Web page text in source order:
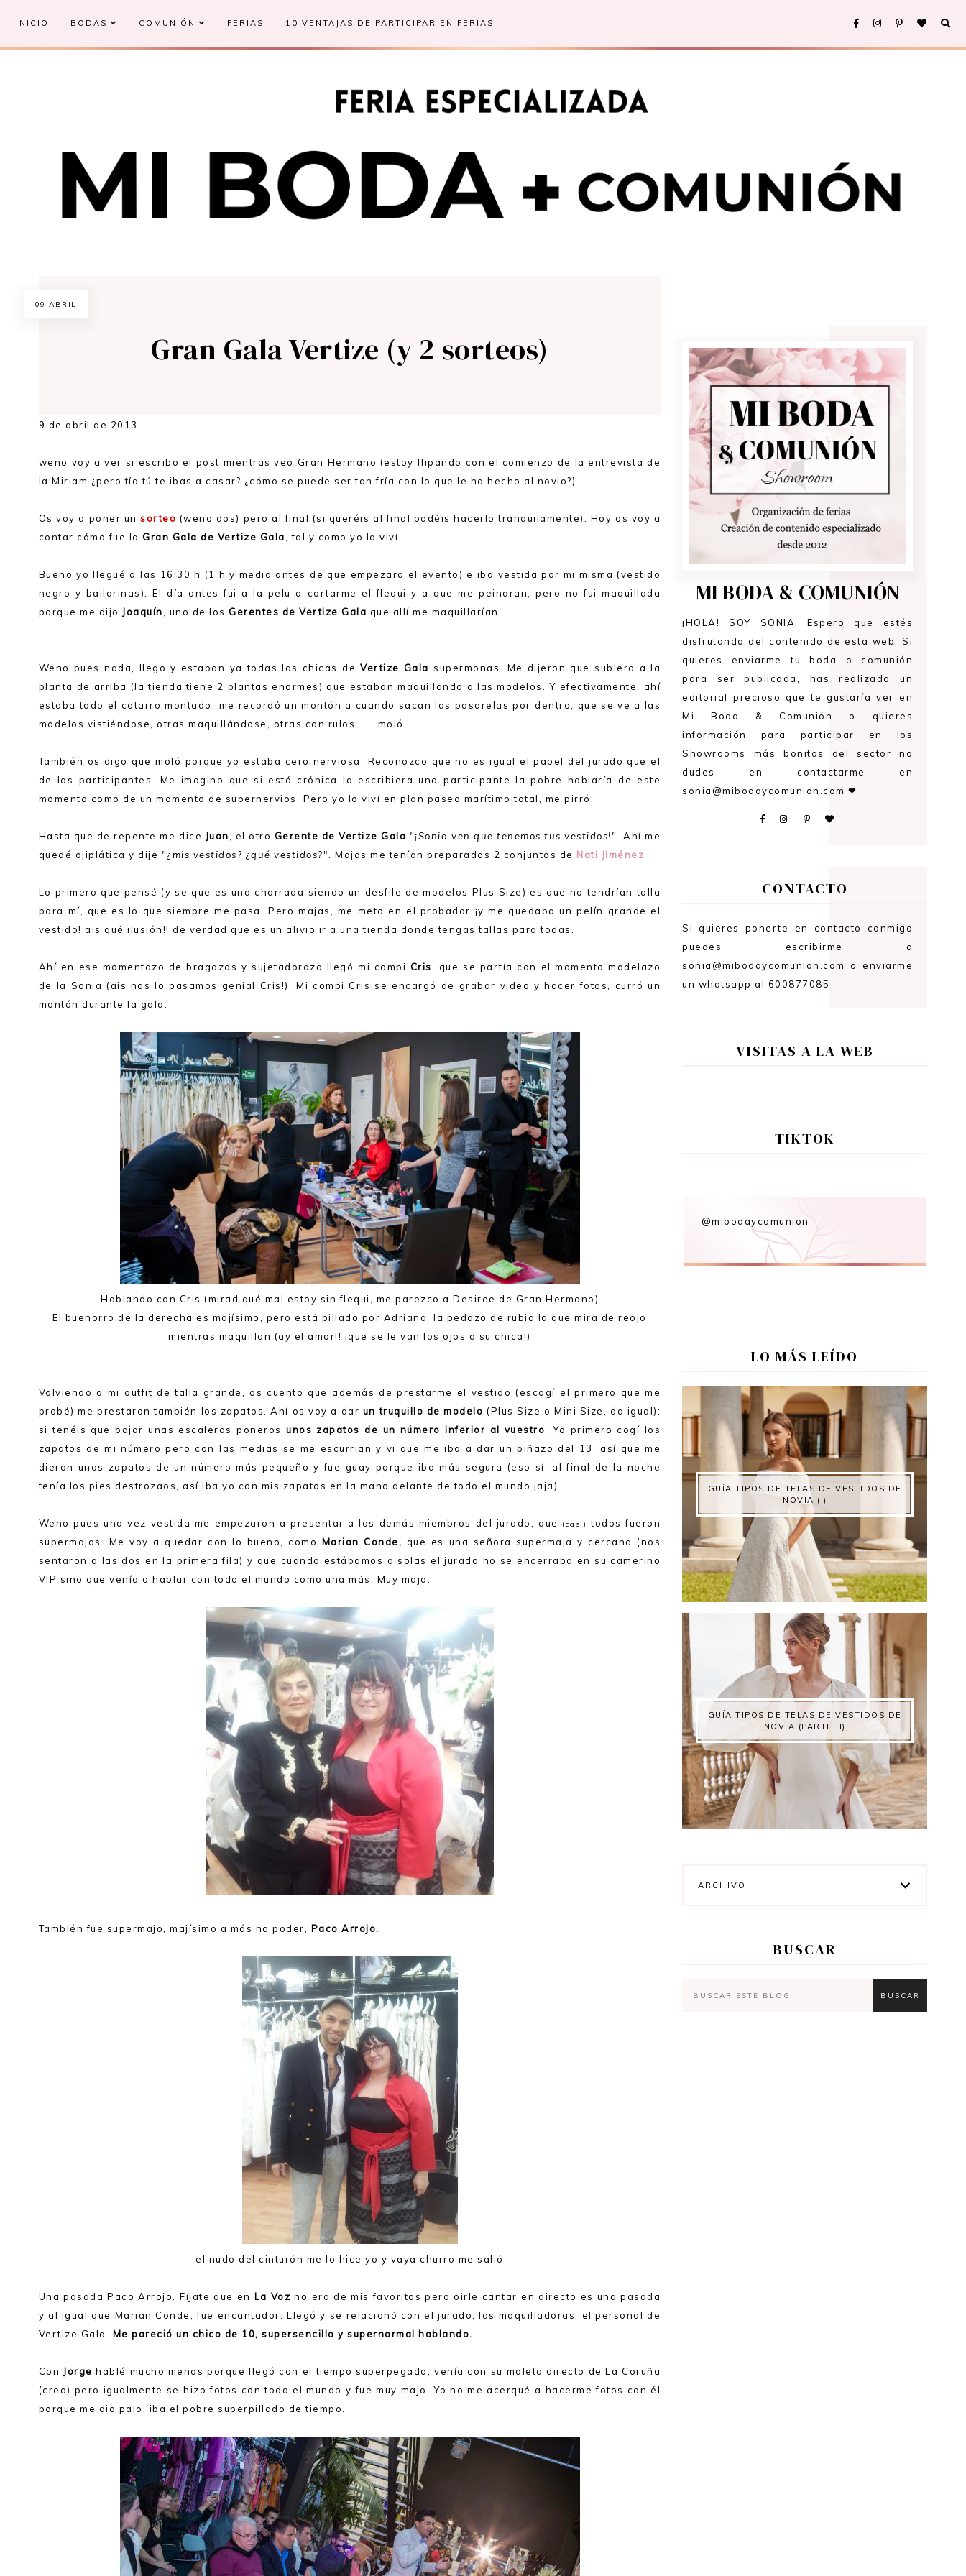
INICIO BODAS COMUNIÓN FERIAS 10 VENTAJAS DE PARTICIPAR EN FERIAS
09 ABRIL
Gran Gala Vertize (y 2 sorteos)
9 de abril de 2013
weno voy a ver si escribo el post mientras veo Gran Hermano (estoy flipando con el comienzo de la entrevista de
la Miriam ¿pero tía tú te ibas a casar? ¿cómo se puede ser tan fría con lo que le ha hecho al novio?)
Os voy a poner unsorteo (weno dos) pero al final (si queréis al final podéis hacerlo tranquilamente). Hoy os voy a
contar cómo fue laGran Gala de Vertize Gala , tal y como yo la viví.
Bueno yo llegué a las 16:30 h (1 h y media antes de que empezara el evento) e iba vestida por mi misma (vestido
negro y bailarinas). El día antes fui a la pelu a cortarme el flequi y a que me peinaran, pero no fui maquillada
porque me dijo Joaquín , uno de losGerentes de Vertize Gala que allí me maquillarían.
Weno pues nada, llego y estaban ya todas las chicas deVertize Gala supermonas. Me dijeron que subiera a la
planta de arriba (la tienda tiene 2 plantas enormes) que estaban maquillando a las modelos. Y efectivamente, ahí
estaba todo el cotarro montado, me recordó un montón a cuando sacan las pasarelas por dentro, que se ve a las
modelos vistiéndose, otras maquillándose, otras con rulos ..... moló.
También os digo que moló porque yo estaba cero nerviosa. Reconozco que no es igual el papel del jurado que el
de las participantes. Me imagino que si está crónica la escribiera una participante la pobre hablaría de este
momento como de un momento de supernervios. Pero yo lo viví en plan paseo marítimo total, me pirró.
Hasta que de repente me dice Juan , el otro Gerente de Vertize Gala "¡Sonia ven que tenemos tus vestidos!" . Ahí me
quedé ojiplática y dije "¿mis vestidos? ¿qué vestidos?". Majas me tenían preparados 2 conjuntos de Nati Jiménez
Lo primero que pensé (y se que es una chorrada siendo un desfile de modelos Plus Size) es que no tendrían talla
para mí, que es lo que siempre me pasa. Pero majas, me meto en el probador ¡y me quedaba un pelín grande el
vestido! ais qué ilusión!! de verdad que es un alivio ir a una tienda donde tengas tallas para todas.
Ahí en ese momentazo de bragazas y sujetadorazo llegó mi compi Cris
, que se partía con el momento modelazo
de la Sonia (ais nos lo pasamos genial Cris!). Mi compi Cris se encargó de grabar video y hacer fotos, curró un
montón durante la gala.
Hablando con Cris (mirad qué mal estoy sin flequi, me parezco a Desiree de Gran Hermano)
El buenorro de la derecha es majísimo, pero está pillado por Adriana, la pedazo de rubia la que mira de reojo
mientras maquillan (ay el amor!! ¡que se le van los ojos a su chica!)
Volviendo a mi outfit de talla grande, os cuento que además de prestarme el vestido (escogí el primero que me
probé) me prestaron también los zapatos. Ahí os voy a dar un truquillo de modelo (Plus Size o Mini Size, da igual):
si tenéis que bajar unas escaleras ponerosunos zapatos de un número inferior al vuestro . Yo primero cogí los
zapatos de mi número pero con las medias se me escurrian y vi que me iba a dar un piñazo del 13, así que me
dieron unos zapatos de un número más pequeño y fue guay porque iba más segura (eso sí, al final de la noche
tenía los pies destrozaos, así iba yo con mis zapatos en la mano delante de todo el mundo jaja)
Weno pues una vez vestida me empezaron a presentar a los demás miembros del jurado, que (casi) todos fueron
supermajos. Me voy a quedar con lo bueno, como Marian Conde, que es una señora supermaja y cercana (nos
sentaron a las dos en la primera fila) y que cuando estábamos a solas el jurado no se encerraba en su camerino
VIP sino que venía a hablar con todo el mundo como una más. Muy maja.
También fue supermajo, majísimo a más no poder, Paco Arrojo.
el nudo del cinturón me lo hice yo y vaya churro me salió
Una pasada Paco Arrojo. Fíjate que en La Voz no era de mis favoritos pero oirle cantar en directo es una pasada
y al igual que Marian Conde, fue encantador. Llegó y se relacionó con el jurado, las maquilladoras, el personal de
Vertize Gala. Me pareció un chico de 10, supersencillo y supernormal hablando.
Con Jorge hablé mucho menos porque llegó con el tiempo superpegado, venía con su maleta directo de La Coruña
(creo) pero igualmente se hizo fotos con todo el mundo y fue muy majo. Yo no me acerqué a hacerme fotos con él
porque me dio palo, iba el pobre superpillado de tiempo.
MI BODA & COMUNIÓN
¡HOLA! SOY SONIA. Espero que estés
disfrutando del contenido de esta web. Si
quieres enviarme tu boda o comunión
para ser publicada, has realizado un
editorial precioso que te gustaría ver en
Mi Boda & Comunión o quieres
información para participar en los
Showrooms más bonitos del sector no
dudes en contactarme en
sonia@mibodaycomunion.com ❤
CONTACTO
Si quieres ponerte en contacto conmigo
puedes escribirme a
sonia@mibodaycomunion.com o enviarme
un whatsapp al 600877085
VISITAS A LA WEB
TIKTOK
@mibodaycomunion
LO MÁS LEÍDO
GUÍA TIPOS DE TELAS DE VESTIDOS DE
NOVIA (I)
GUÍA TIPOS DE TELAS DE VESTIDOS DE
NOVIA (PARTE II)
ARCHIVO
BUSCAR